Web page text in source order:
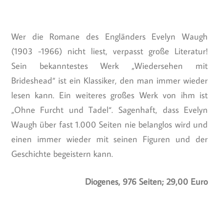
Wer die Romane des Engländers Evelyn Waugh
(1903 -1966) nicht liest, verpasst große Literatur!
Sein bekanntestes Werk „Wiedersehen mit
Brideshead“ ist ein Klassiker, den man immer wieder
lesen kann. Ein weiteres großes Werk von ihm ist
„Ohne Furcht und Tadel“. Sagenhaft, dass Evelyn
Waugh über fast 1.000 Seiten nie belanglos wird und
einen immer wieder mit seinen Figuren und der
Geschichte begeistern kann.
Diogenes, 976 Seiten; 29,00 Euro